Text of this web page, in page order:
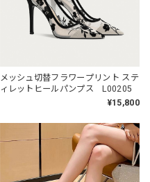
メッシュ切替フラワープリント ステ
ィレットヒールパンプス L00205
¥15,800